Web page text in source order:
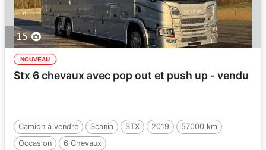
15
NOUVEAU
Stx 6 chevaux avec pop out et push up - vendu
Camion à vendre Scania STX 2019
57000 km
Occasion
6 Chevaux